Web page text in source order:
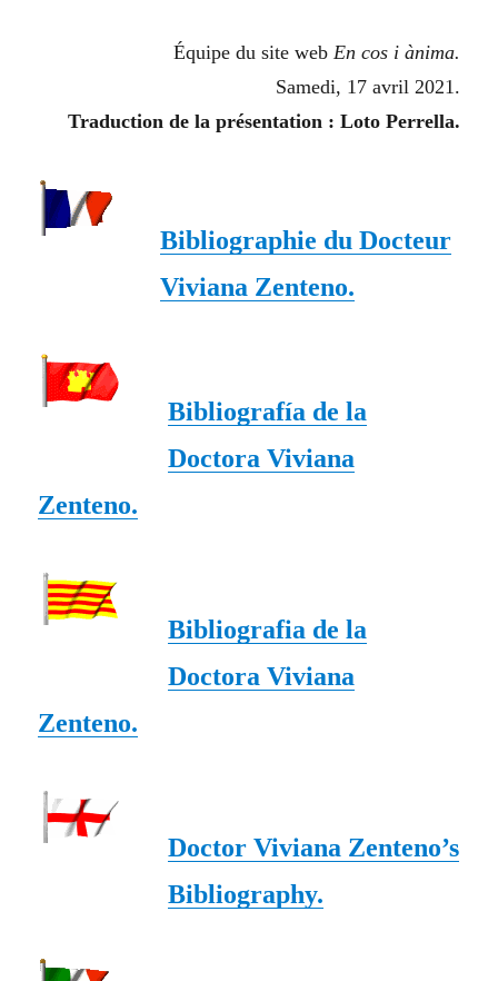
Équipe du site web En cos i ànima.
Samedi, 17 avril 2021.
Traduction de la présentation : Loto Perrella.
Bibliographie du Docteur
Viviana Zenteno.
Bibliografía de la
Doctora Viviana
Zenteno.
Bibliografia de la
Doctora Viviana
Zenteno.
Doctor Viviana Zenteno’s
Bibliography.